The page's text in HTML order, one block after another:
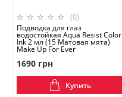
(0)
Подводка для глаз
водостойкая Aqua Resist Color
Ink 2 мл (15 Матовая мята)
Make Up For Ever
1690 грн
Купить